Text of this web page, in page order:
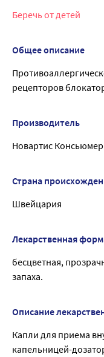
Беречь от детей
Общее описание
рецепторов
Производитель
Новартис Консьюмер
Страна
Швейцария
Лекарственная
бесцветная,
запаха.
Описание
Капли для приема
капельницей-